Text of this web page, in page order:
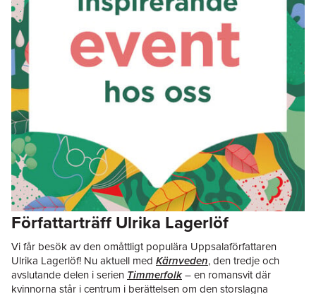
Författarträff Ulrika Lagerlöf
Vi får besök av den omåttligt populära Uppsalaförfattaren
Ulrika Lagerlöf! Nu aktuell med Kärnveden, den tredje och
avslutande delen i serien Timmerfolk– en romansvit där
kvinnorna står i centrum i berättelsen om den storslagna